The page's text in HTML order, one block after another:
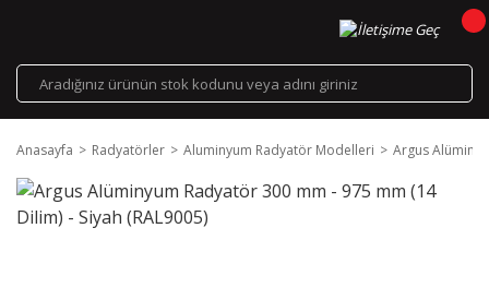
Anasayfa Radyatörler Aluminyum Radyatör Modelleri Argus